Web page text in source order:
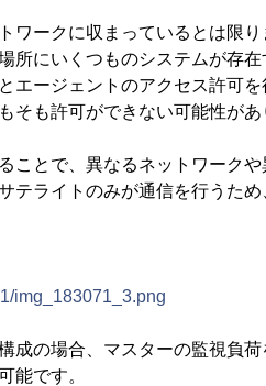
ワークに収まっているとは限
所にいくつものシステムが存
エージェントのアクセス許可
そも許可ができない可能性があ
ことで、異なるネットワーク
テライトのみが通信を行うた
img_183071_3.png
成の場合、マスターの監視負
能です。